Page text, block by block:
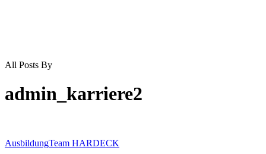
All Posts By
admin_karriere2
AusbildungTeam HARDECK